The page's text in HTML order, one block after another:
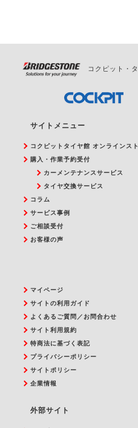
コクピット・
サイトメニュー
コクピットタイヤ館 オンラインス
購入・作業予約受付
カーメンテナンスサービス
タイヤ交換サービス
コラム
サービス事例
ご相談受付
お客様の声
マイページ
サイトの利用ガイド
よくあるご質問／お問合わせ
サイト利用規約
特商法に基づく表記
プライバシーポリシー
サイトポリシー
企業情報
外部サイト